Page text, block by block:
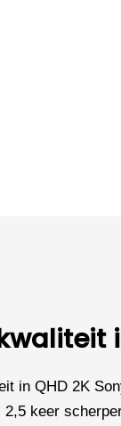
in QHD 2K
2,5 keer